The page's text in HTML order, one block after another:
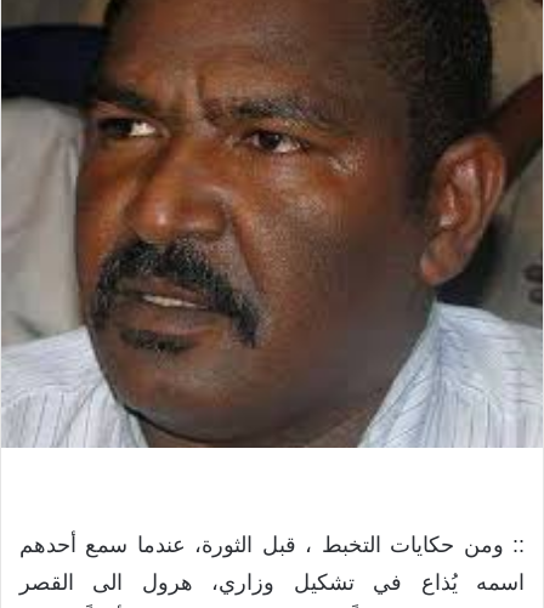
:: ومن حكايات التخبط ، قبل الثورة، عندما سمع أحدهم
اسمه يُذاع في تشكيل وزاري، هرول الى القصر